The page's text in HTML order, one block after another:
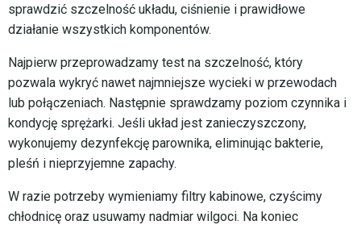
sprawdzić szczelność układu, ciśnienie i prawidłowe
działanie wszystkich komponentów.
Najpierw przeprowadzamy test na szczelność, który
pozwala wykryć nawet najmniejsze wycieki w przewodach
lub połączeniach. Następnie sprawdzamy poziom czynnika i
kondycję sprężarki. Jeśli układ jest zanieczyszczony,
wykonujemy dezynfekcję parownika, eliminując bakterie,
pleśń i nieprzyjemne zapachy.
W razie potrzeby wymieniamy filtry kabinowe, czyścimy
chłodnicę oraz usuwamy nadmiar wilgoci. Na koniec